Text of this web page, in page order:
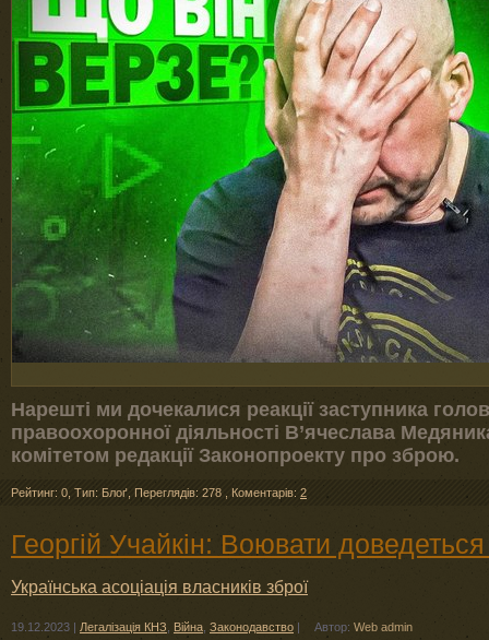
Нарешті ми дочекалися реакції заступника
правоохоронної діяльності В’ячеслава
комітетом редакції Законопроекту про зброю.
Рейтинг: 0 Тип: Блоґ Переглядів: 278 Коментарів: 2
Георгій Учайкін: Воювати
Українська асоціація власників зброї
19.12.2023 | Легалізація КНЗ Війна Законодавство | Автор: Web admin